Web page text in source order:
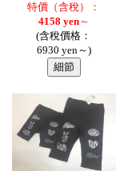
特價（含稅）：
4158 yen～
(含稅價格：
6930 yen～)